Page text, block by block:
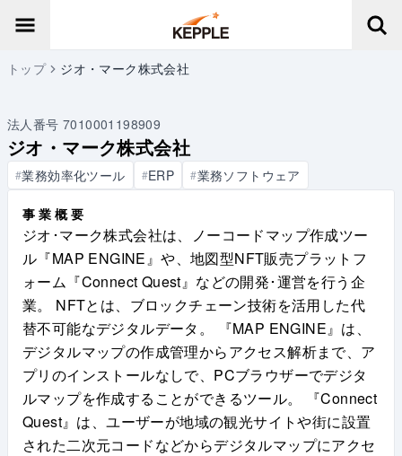
トップ ジオ・マーク株式会社
法人番号 7010001198909
ジオ・マーク株式会社
#業務効率化ツール #ERP #業務ソフトウェア
事業概要
ジオ･マーク株式会社は、ノーコードマップ作成ツー
ル『MAP ENGINE』や、地図型NFT販売プラットフ
ォーム『Connect Quest』などの開発･運営を行う企
業。 NFTとは、ブロックチェーン技術を活用した代
替不可能なデジタルデータ。 『MAP ENGINE』は、
デジタルマップの作成管理からアクセス解析まで、ア
プリのインストールなしで、PCブラウザーでデジタ
ルマップを作成することができるツール。 『Connect
Quest』は、ユーザーが地域の観光サイトや街に設置
された二次元コードなどからデジタルマップにアクセ